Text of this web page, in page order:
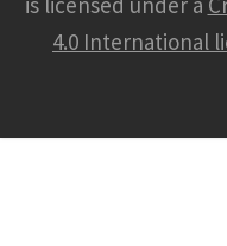
4.0 International